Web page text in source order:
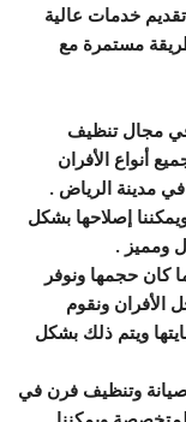
خدمات عالية
مستمرة مع
مجال تنظيف
أنواع الأفران
في مدينة الرياض .
إصلاحها بشكل
ومميز .
كان حجمها ونوفر
الأفران ونقوم
ويتم ذلك بشكل
وتنظيف فرن في